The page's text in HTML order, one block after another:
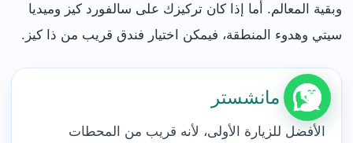
وبقية المعالم. أما إذا كان تركيزك على سالفورد كيز وميديا
سيتي وهدوء المنطقة، فيمكن اختيار فندق قريب من ذا كيز.
وسط مانشستر
الأفضل للزيارة الأولى، لأنه قريب من المحطات